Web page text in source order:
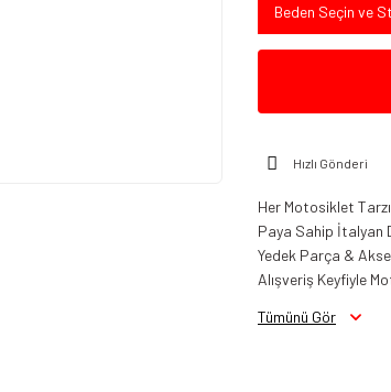
Beden Seçin ve
Hızlı Gönderi
Her Motosiklet
Paya Sahip İtalyan
Yedek Parça &
Alışveriş Keyfiyle
Tümünü Gör